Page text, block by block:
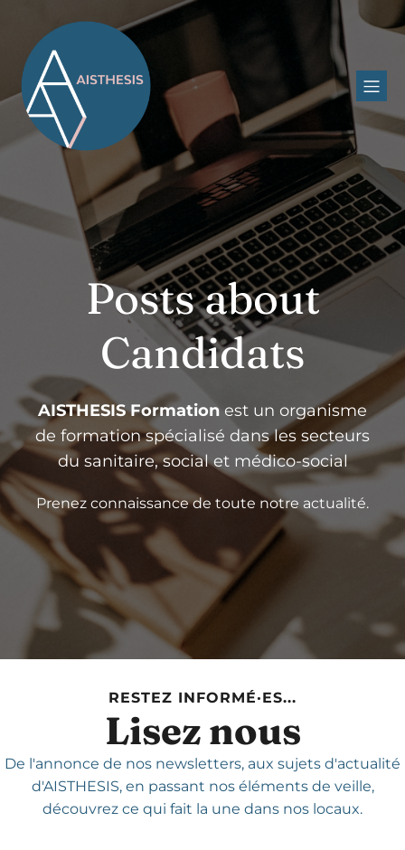
Posts about
Candidats
AISTHESIS Formation est un organisme
de formation spécialisé dans les secteurs
du sanitaire, social et médico-social
Prenez connaissance de toute notre actualité.
RESTEZ INFORMÉ·ES...
Lisez nous
De l'annonce de nos newsletters, aux sujets d'actualité
d'AISTHESIS,en passant nos éléments de veille,
découvrez ce qui fait la une dans nos locaux.